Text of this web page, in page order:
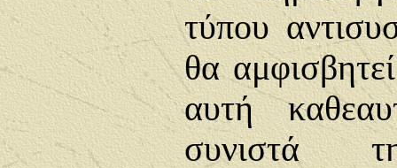
τύπου
θα
αυτή
συνιστά